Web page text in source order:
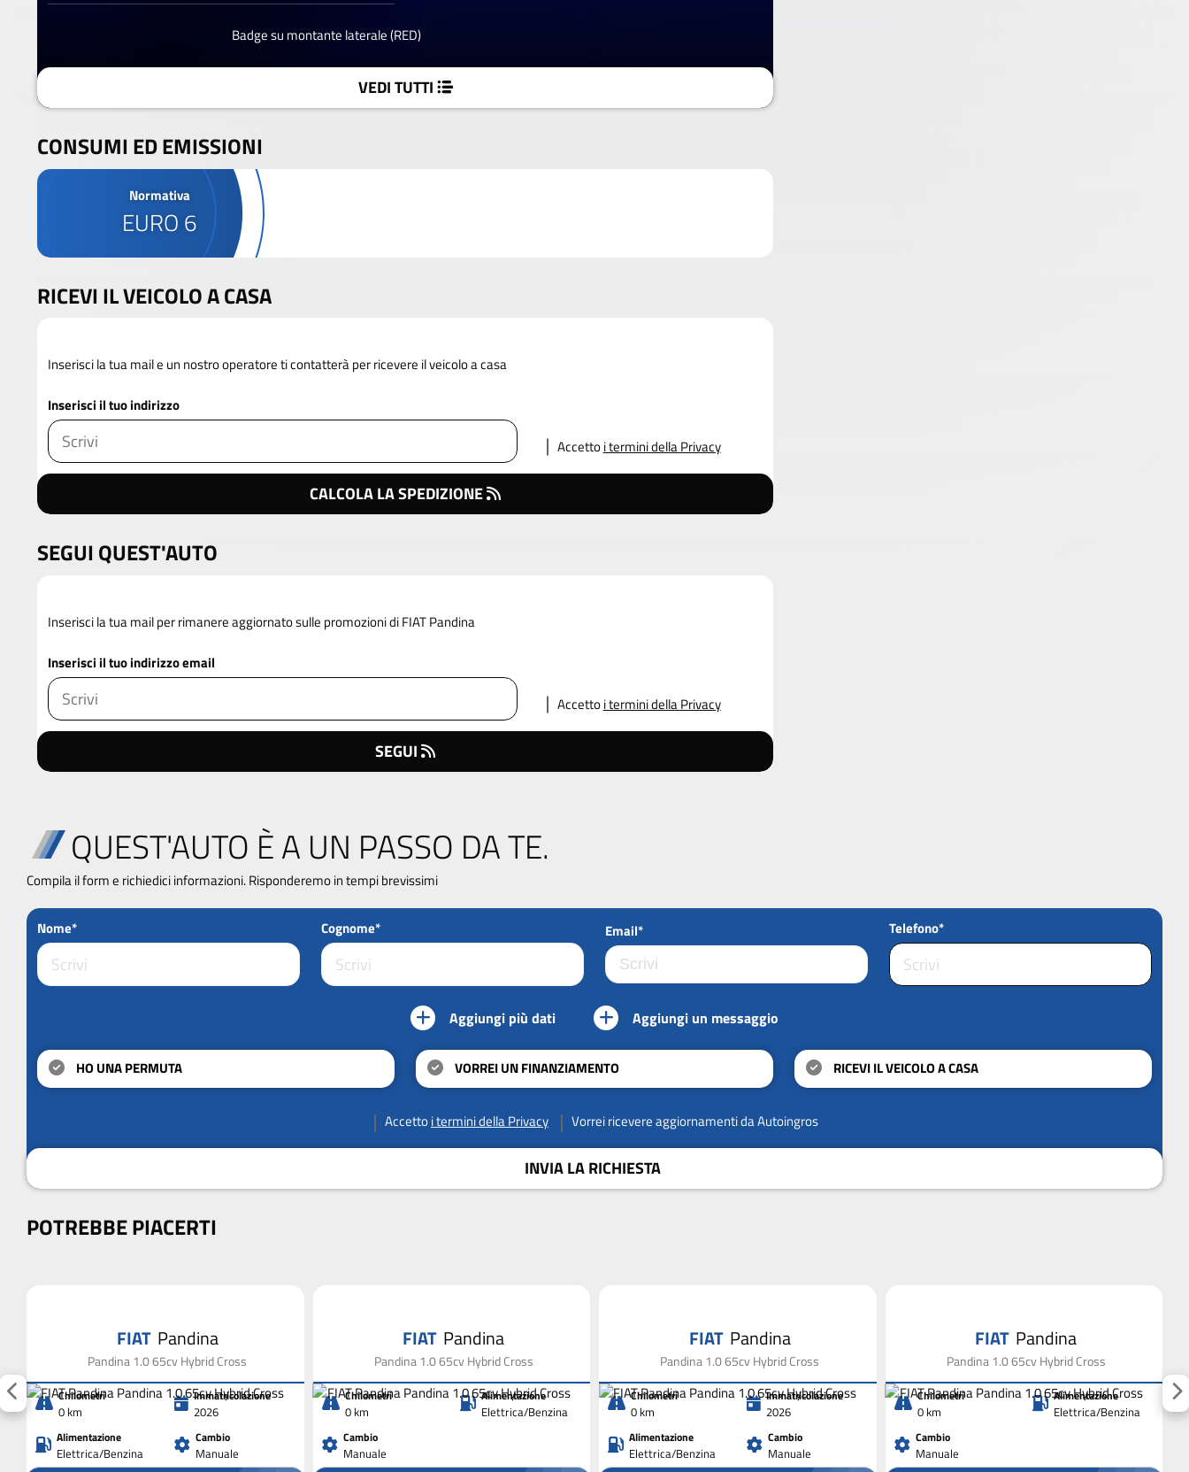
Badge su montante laterale (RED)
VEDI TUTTI
CONSUMI ED EMISSIONI
Normativa
EURO 6
RICEVI IL VEICOLO A CASA
Inserisci la tua mail e un nostro operatore ti contatterà per ricevere il veicolo a casa
Inserisci il tuo indirizzo
Accettoi termini della Privacy
CALCOLA LA SPEDIZIONE
SEGUI QUEST'AUTO
Inserisci la tua mail per rimanere aggiornato sulle promozioni di FIAT Pandina
Inserisci il tuo indirizzo email
Accettoi termini della Privacy
SEGUI
QUEST'AUTO È A UN PASSO DA TE.
Compila il form e richiedici informazioni. Risponderemo in tempi brevissimi
Nome* Cognome* Email* Telefono*
Aggiungi più dati Aggiungi un messaggio
HO UNA PERMUTA VORREI UN FINANZIAMENTO RICEVI IL VEICOLO A CASA
Accettoi termini della Privacy Vorrei ricevere aggiornamenti da Autoingros
INVIA LA RICHIESTA
POTREBBE PIACERTI
FIAT Pandina
Pandina 1.0 65cv Hybrid Cross
Chilometri
0 km
Immatricolazione
2026
Alimentazione
Elettrica/Benzina
Cambio
Manuale
FIAT Pandina
Pandina 1.0 65cv Hybrid Cross
Chilometri
0 km
Alimentazione
Elettrica/Benzina
Cambio
Manuale
FIAT Pandina
Pandina 1.0 65cv Hybrid Cross
Chilometri
0 km
Immatricolazione
2026
Alimentazione
Elettrica/Benzina
Cambio
Manuale
FIAT Pandina
Pandina 1.0 65cv Hybrid Cross
Chilometri
0 km
Alimentazione
Elettrica/Benzina
Cambio
Manuale